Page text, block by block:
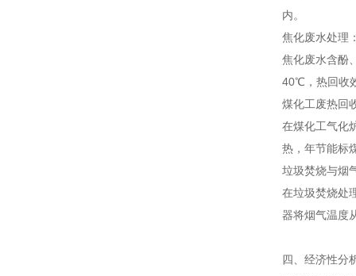
内。
焦化废水处理
焦化废水含酚
40℃，热回收
煤化工废热回
在煤化工气化
热，年节能标
垃圾焚烧与烟
在垃圾焚烧处
器将烟气温度
四、经济性分